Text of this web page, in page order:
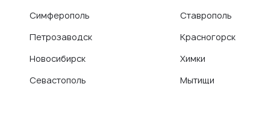
Симферополь
Петрозаводск
Новосибирск
Севастополь
Ставрополь
Красногорск
Химки
Мытищи